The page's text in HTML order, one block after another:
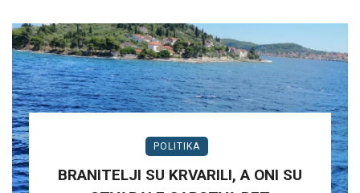
POLITIKA
BRANITELJI SU KRVARILI, A ONI SU